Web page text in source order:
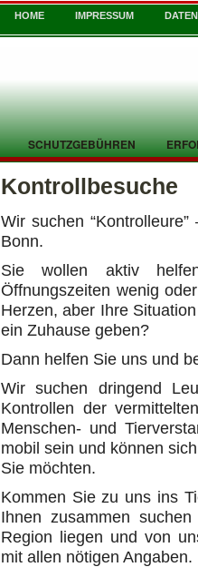
HOME IMPRESSUM
SCHUTZGEBÜHREN
Kontrollbesuche
Wir suchen
Bonn.
Sie wollen aktiv
Öffnungszeiten wenig
Herzen, aber Ihre
ein Zuhause geben?
Dann helfen Sie uns und
Wir suchen dringend
Kontrollen der
Menschen- und
mobil sein und können
Sie möchten.
Kommen Sie zu uns ins
Ihnen zusammen
Region liegen und von
mit allen nötigen Angaben.